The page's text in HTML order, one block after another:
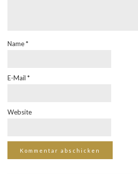
Name*
E-Mail *
Website